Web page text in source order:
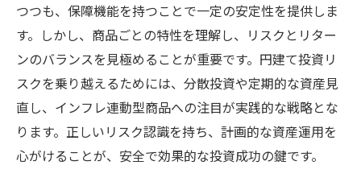
つつも、保障機能を持つことで一定の安定性を提供しま
す。しかし、商品ごとの特性を理解し、リスクとリター
ンのバランスを見極めることが重要です。円建て投資リ
スクを乗り越えるためには、分散投資や定期的な資産見
直し、インフレ連動型商品への注目が実践的な戦略とな
ります。正しいリスク認識を持ち、計画的な資産運用を
心がけることが、安全で効果的な投資成功の鍵です。